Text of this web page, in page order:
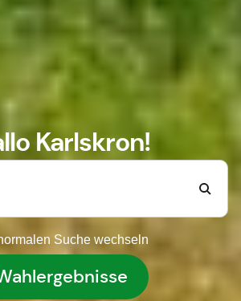
Karlskron!
Suche wechseln